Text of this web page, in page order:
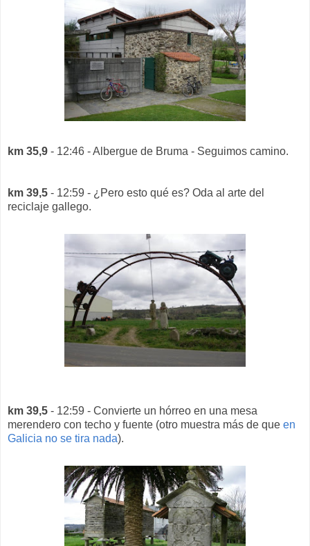
km 35,9 - 12:46 - Albergue de Bruma - Seguimos camino.
km 39,5 - 12:59 - ¿Pero esto qué es? Oda al arte del
reciclaje gallego.
km 39,5 - 12:59 - Convierte un hórreo en una mesa
merendero con techo y fuente (otro muestra más de que en
Galicia no se tira nada).